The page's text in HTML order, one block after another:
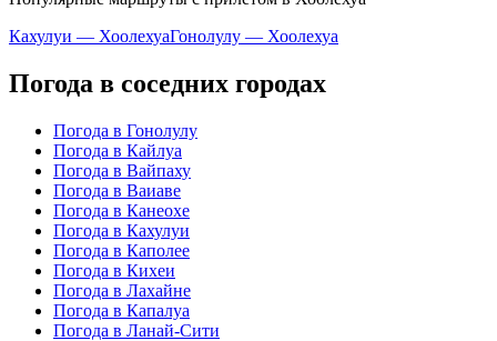
Кахулуи — ХоолехуаГонолулу — Хоолехуа
Погода в соседних городах
Погода в Гонолулу
Погода в Кайлуа
Погода в Вайпаху
Погода в Ваиаве
Погода в Канеохе
Погода в Кахулуи
Погода в Каполее
Погода в Кихеи
Погода в Лахайне
Погода в Капалуа
Погода в Ланай-Сити